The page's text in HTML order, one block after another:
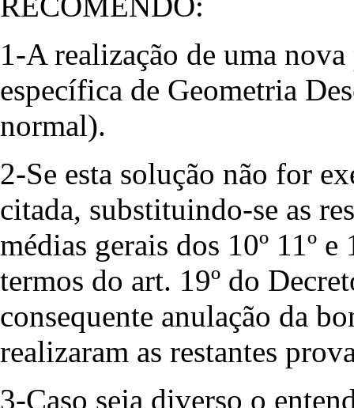
1-A realização de uma
específica de Geometria
normal).
2-Se esta solução não for
citada, substituindo-se as
médias gerais dos 10º 11º
termos do art. 19º do
consequente anulação da
realizaram as restantes
3-Caso seja diverso o